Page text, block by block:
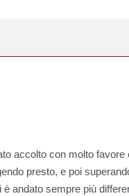
accolto con molto favore
presto, e poi
andato sempre più